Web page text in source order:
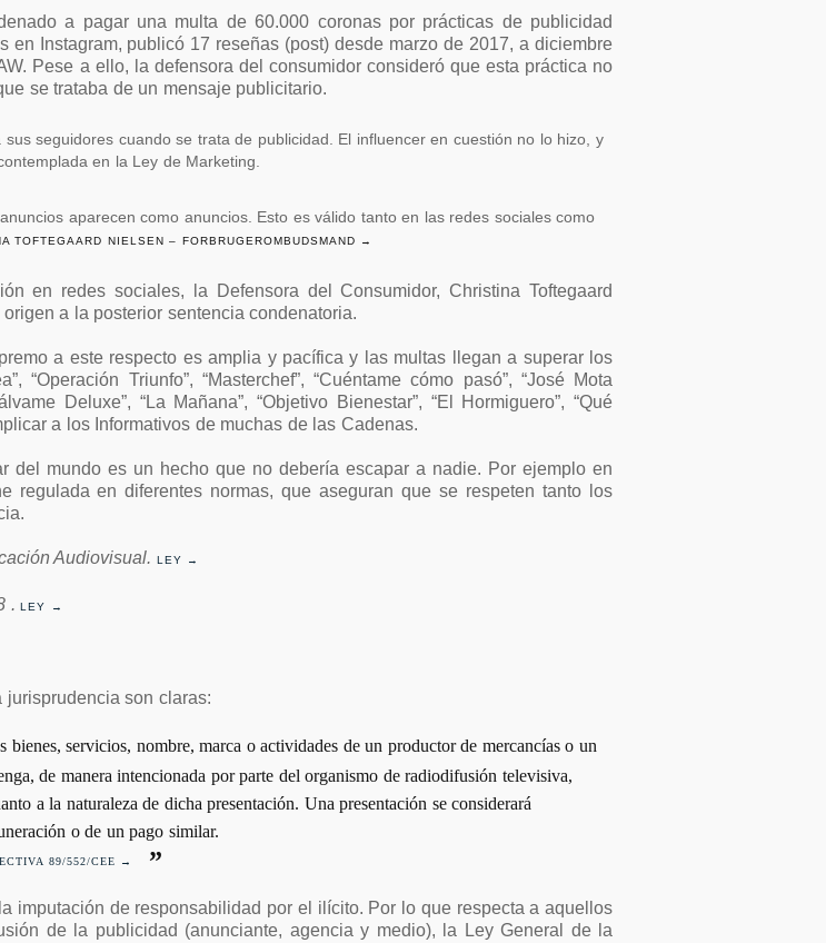
a pagar una multa de 60.000 coronas por prácticas de publicidad
Instagram, publicó 17 reseñas (post) desde marzo de 2017, a diciembre
Pese a ello, la defensora del consumidor consideró que esta práctica no
se trataba de un mensaje publicitario.
seguidores cuando se trata de publicidad. El influencer en cuestión no lo hizo, y
en la Ley de Marketing.
aparecen como anuncios. Esto es válido tanto en las redes sociales como
TOFTEGAARD NIELSEN – FORBRUGEROMBUDSMAND →
en redes sociales, la Defensora del Consumidor, Christina Toftegaard
a la posterior sentencia condenatoria.
a este respecto es amplia y pacífica y las multas llegan a superar los
Triunfo”, “Masterchef”, “Cuéntame cómo pasó”, “José Mota
Deluxe”, “La Mañana”, “Objetivo Bienestar”, “El Hormiguero”, “Qué
a los Informativos de muchas de las Cadenas.
mundo es un hecho que no debería escapar a nadie. Por ejemplo en
regulada en diferentes normas, que aseguran que se respeten tanto los
Audiovisual. LEY →
. LEY →
jurisprudencia son claras:
servicios, nombre, marca o actividades de un productor de mercancías o un
de manera intencionada por parte del organismo de radiodifusión televisiva,
a la naturaleza de dicha presentación. Una presentación se considerará
o de un pago similar.
89/552/CEE →
imputación de responsabilidad por el ilícito. Por lo que respecta a aquellos
de la publicidad (anunciante, agencia y medio), la Ley General de la